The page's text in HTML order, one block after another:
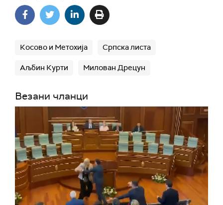
Косово и Метохија Српска листа
Аљбин Курти Милован Дрецун
Везани чланци